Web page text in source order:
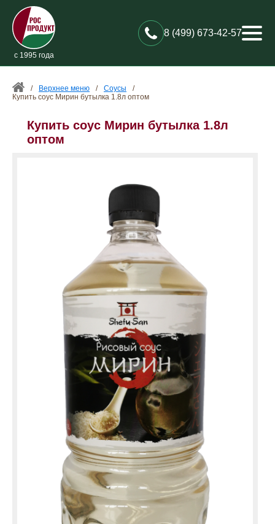
с 1995 года
8 (499) 673-42-57
/ Верхнее меню / Соусы
/
Купить соус Мирин бутылка 1.8л оптом
Купить соус Мирин бутылка 1.8л
оптом